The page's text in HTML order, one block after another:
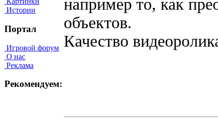
Истории
Портал
Игровой форум
О нас
Реклама
Рекомендуем:
например то, как
объектов.
Качество